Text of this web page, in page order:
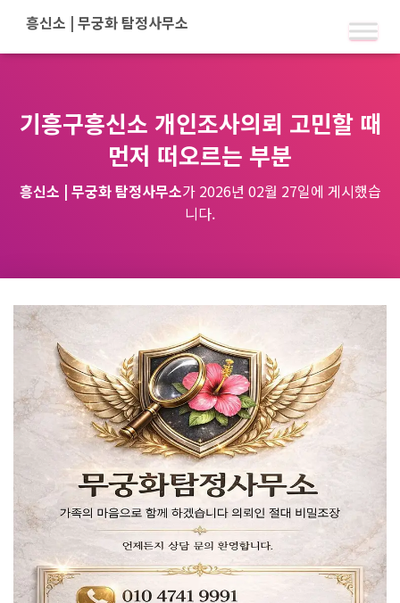
기흥구흥신소 개인조사의뢰 고민할 때
먼저 떠오르는 부분
흥신소 | 무궁화 탐정사무소가 2026년 02월 27일에 게시했습
니다.